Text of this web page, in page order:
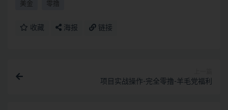
美金 零撸
收藏 海报 链接
项目实战操作-完全零撸-羊毛党福利